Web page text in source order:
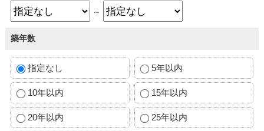
～
築年数
指定なし 5年以内
10年以内 15年以内
20年以内 25年以内